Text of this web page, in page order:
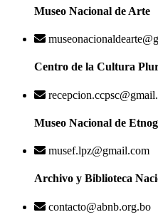
Museo Nacional de Arte
Centro de la Cultura
Museo Nacional de
musef.lpz@gmail.com
Archivo y Biblioteca
contacto@abnb.org.bo